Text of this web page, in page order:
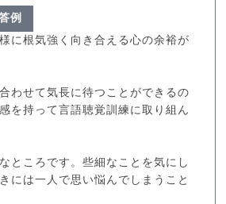
例
に根気強く向き合える心の余裕が
わせて気長に待つことができるの
を持って言語聴覚訓練に取り組ん
ところです。些細なことを気にし
には一人で思い悩んでしまうこと